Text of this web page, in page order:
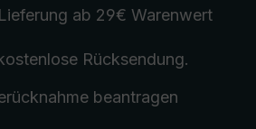
ab 29€ Warenwert
Rücksendung.
beantragen